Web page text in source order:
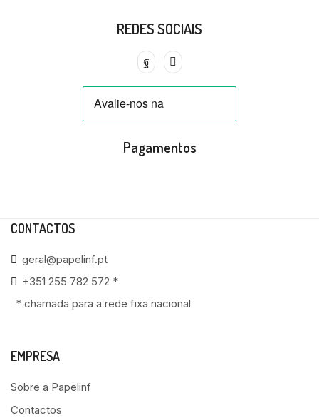
REDES SOCIAIS
Pagamentos
CONTACTOS
geral@papelinf.pt
+351 255 782 572 *
* chamada para a rede fixa nacional
EMPRESA
Sobre a Papelinf
Contactos